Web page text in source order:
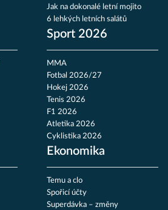
Jak na dokonalé letní mojito
6 lehkých letních salátů
Sport 2026
MMA
Fotbal 2026/27
Hokej 2026
Tenis 2026
F1 2026
Atletika 2026
Cyklistika 2026
Ekonomika
Temu a clo
Spořicí účty
Superdávka – změny